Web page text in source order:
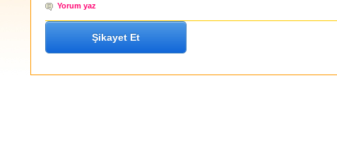
Yorum yaz
Şikayet Et